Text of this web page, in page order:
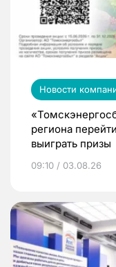
Новости
региона
выиграть призы
09:10 / 03.08.26